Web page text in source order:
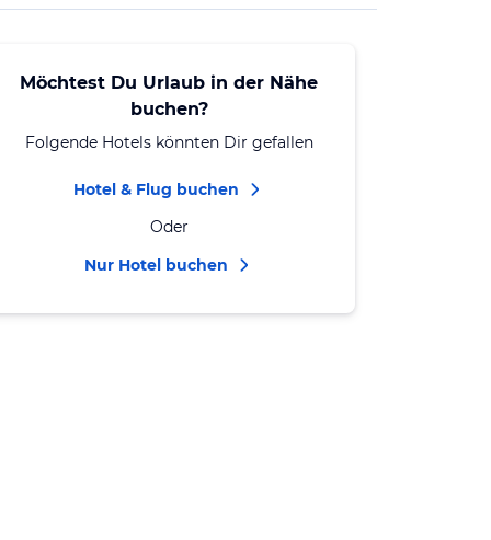
Möchtest Du Urlaub in der Nähe
buchen?
Folgende Hotels könnten Dir gefallen
Hotel & Flug buchen
Oder
Nur Hotel buchen